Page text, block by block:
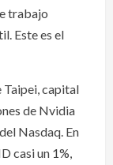
trabajo
Este es el
Taipei, capital
de Nvidia
Nasdaq. En
casi un 1%,